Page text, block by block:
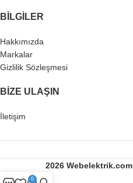
BILGILER
Hakkımızda
Markalar
Gizlilik Sözleşmesi
BIZE ULAŞIN
İletişim
2026 Webelektrik.com
0